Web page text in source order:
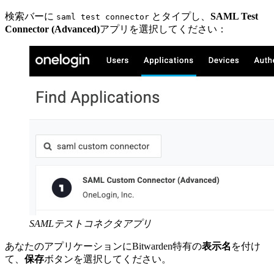
検索バーに saml test connector とタイプし、 SAML Test
Connector (Advanced)アプリを選択してください：
SAMLテストコネクタアプリ
あなたのアプリケーションにBitwarden特有の表示名 を付け
て、 保存ボタンを選択してください。